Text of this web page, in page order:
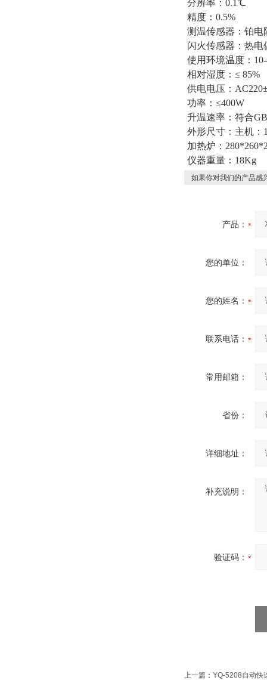
分辨率：0.1℃
精度：0.5%
测温传感器：铂电
闪火传感器：热电
使用环境温度：
相对湿度：≤ 85%
供电电压：
功率：≤400W
升温速率：符合
外形尺寸：主机：
加热炉：
仪器重量：18Kg
如果你对我们的产品感
产品：
您的单位：
您的姓名：
联系电话：
常用邮箱：
省份：
详细地址：
补充说明：
验证码：
上一篇： YQ-5208自动快